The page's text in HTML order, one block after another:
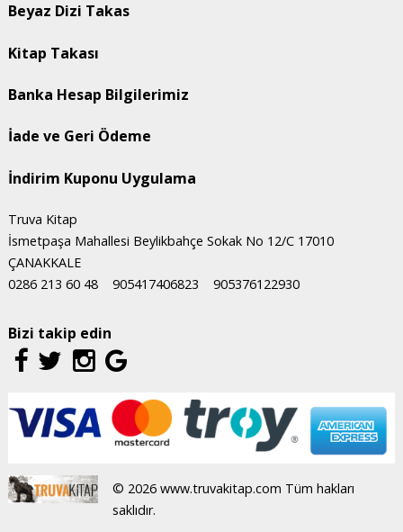
Beyaz Dizi Takas
Kitap Takası
Banka Hesap Bilgilerimiz
İade ve Geri Ödeme
İndirim Kuponu Uygulama
Truva Kitap
İsmetpaşa Mahallesi Beylikbahçe Sokak No 12/C 17010
ÇANAKKALE
0286 213 60 48
905417406823 905376122930
Bizi takip edin
© 2026 www.truvakitap.com Tüm hakları
saklıdır.